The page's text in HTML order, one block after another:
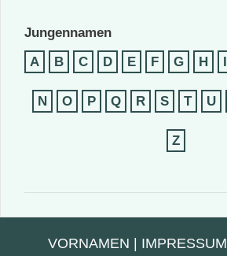
Jungennamen
A
B C D E F G H I
N O P Q R S T U
Z
VORNAMEN IMPRESSUM